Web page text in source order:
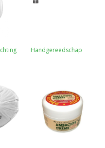
Handgereedschap